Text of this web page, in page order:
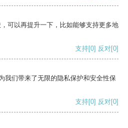
可以再提升一下，比如能够支持更多地
支持[0] 反对[0]
我们带来了无限的隐私保护和安全性保
支持[0] 反对[0]